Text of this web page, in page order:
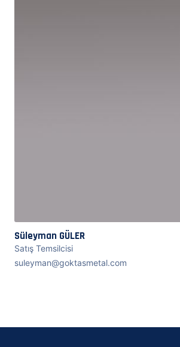
Süleyman GÜLER
Satış Temsilcisi
suleyman@goktasmetal.com